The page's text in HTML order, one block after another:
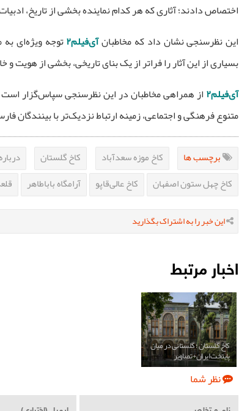
اختصاص دادند؛ آثاری که هر کدام نماینده بخشی از تاریخ،
این نظرسنجی نشان داد که مخاطبانآی‌فیلم۲ توجه ویژه‌ای
بسیاری از این آثار را فراتر از یک بنای تاریخی، بخشی از هویت
آی‌فیلم۲ از همراهی مخاطبان در این نظرسنجی سپاس‌گزار
متنوع فرهنگی و اجتماعی، زمینه ارتباط نزدیک‌تر با بینندگان
برچسب ها کاخ موزه سعدآباد کاخ گلستان
کاخ چهل ستون اصفهان
کاخ عالی‌قاپو آرامگاه باباطاهر
این خبر را به اشتراک بگذارید
اخبار مرتبط
کاخ گلستان ؛ گلستانی در میان
پایتخت ایران+تصاویر
نظر شما